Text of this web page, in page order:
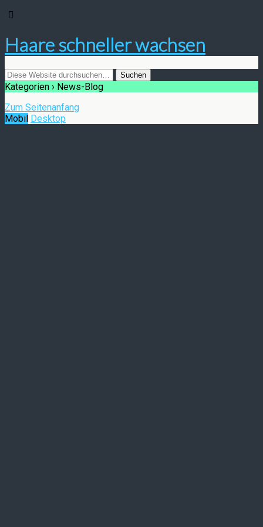
Haare schneller wachsen
Kategorien › News-Blog
Zum Seitenanfang
Mobil Desktop